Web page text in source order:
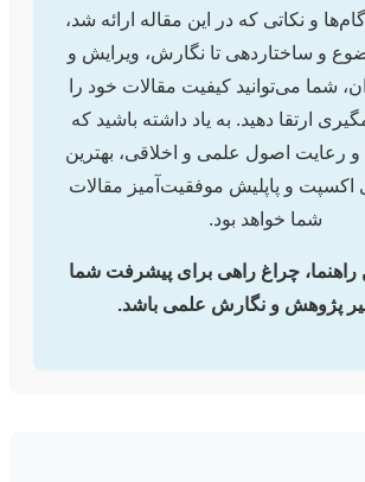
و نکاتی که در این مقاله ارائه شد،
و ساختاردهی تا نگارش، ویرایش و
شما می‌توانید کیفیت مقالات خود را
ارتقا دهید. به یاد داشته باشید که
رعایت اصول علمی و اخلاقی، بهترین
اکسپت و پاپلیش موفقیت‌آمیز مقالات
شما خواهد بود.
راهنما، چراغ راهی برای پیشرفت شما
پژوهش و نگارش علمی باشد.